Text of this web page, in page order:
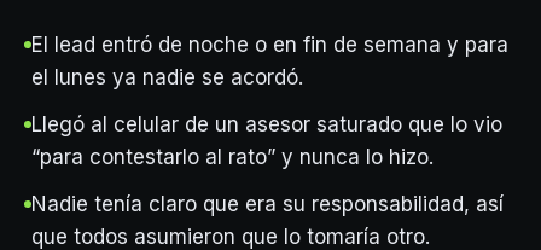
El lead entró de noche o en fin de semana y para
el lunes ya nadie se acordó.
Llegó al celular de un asesor saturado que lo vio
“para contestarlo al rato” y nunca lo hizo.
Nadie tenía claro que era su responsabilidad, así
que todos asumieron que lo tomaría otro.